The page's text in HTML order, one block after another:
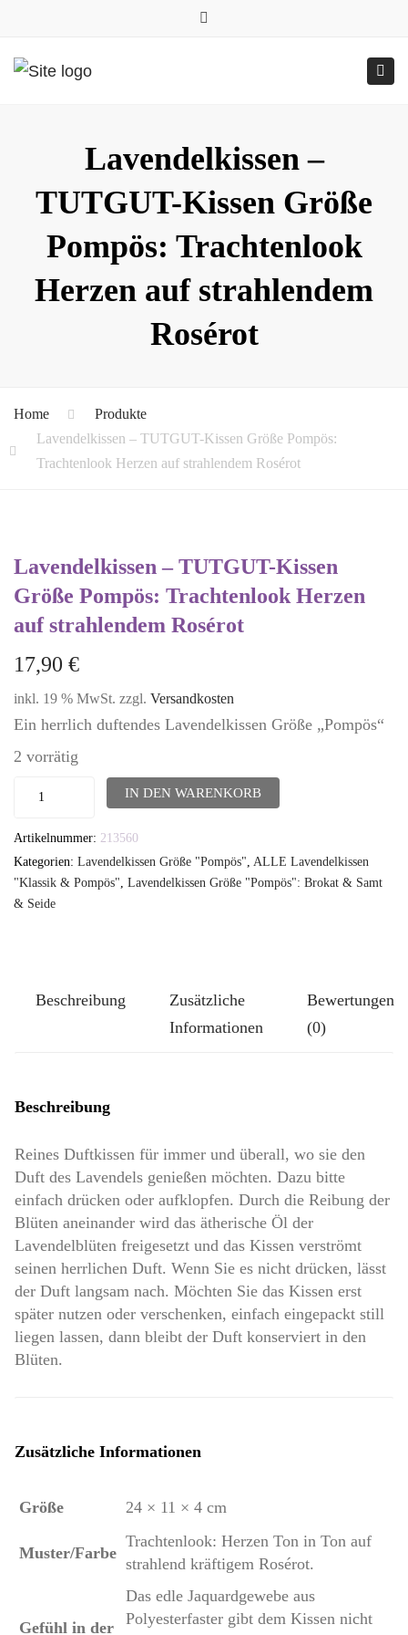
0157.77545786
Submit
Lavendelkissen –
TUTGUT-Kissen Größe
Pompös: Trachtenlook
Herzen auf strahlendem
Rosérot
Home
Produkte
Lavendelkissen – TUTGUT-Kissen Größe Pompös:
Trachtenlook Herzen auf strahlendem Rosérot
Lavendelkissen – TUTGUT-Kissen
Größe Pompös: Trachtenlook Herzen
auf strahlendem Rosérot
17,90 €
inkl. 19 % MwSt. zzgl. Versandkosten
Ein herrlich duftendes Lavendelkissen Größe „Pompös“
2 vorrätig
Lavendelkissen
TUTGUT-
Kissen
Größe
auf
IN DEN WARENKORB
Artikelnummer: 213560
Kategorien: Lavendelkissen Größe "Pompös" ALLE Lavendelkissen
"Klassik & Pompös" Lavendelkissen Größe "Pompös": Brokat & Samt
& Seide
Beschreibung
Zusätzliche
Informationen
Bewertungen
(0)
Beschreibung
Reines Duftkissen für immer und überall, wo sie den
Duft des Lavendels genießen möchten. Dazu bitte
einfach drücken oder aufklopfen. Durch die Reibung der
Blüten aneinander wird das ätherische Öl der
Lavendelblüten freigesetzt und das Kissen verströmt
seinen herrlichen Duft. Wenn Sie es nicht drücken, lässt
der Duft langsam nach. Möchten Sie das Kissen erst
später nutzen oder verschenken, einfach eingepackt still
liegen lassen, dann bleibt der Duft konserviert in den
Blüten.
Zusätzliche Informationen
Größe 24 × 11 × 4 cm
Muster/Farbe
Trachtenlook: Herzen Ton in Ton auf
strahlend kräftigem Rosérot.
Gefühl in der
Das edle Jaquardgewebe aus
Polyesterfaster gibt dem Kissen nicht